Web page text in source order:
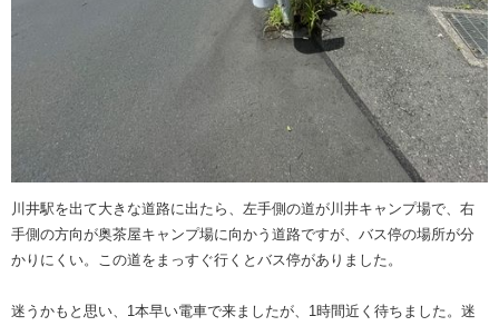
川井駅を出て大きな道路に出たら、左手側の道が川井キャンプ場で、右
手側の方向が奥茶屋キャンプ場に向かう道路ですが、バス停の場所が分
かりにくい。この道をまっすぐ行くとバス停がありました。
迷うかもと思い、1本早い電車で来ましたが、1時間近く待ちました。迷